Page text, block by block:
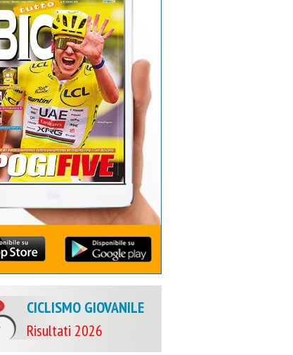
CICLISMO GIOVANILE
Risultati 2026